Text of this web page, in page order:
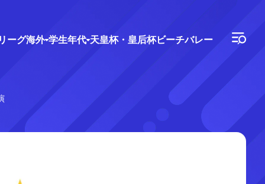
ーグ海外 学生年代 天皇杯・皇后杯ビーチバレー